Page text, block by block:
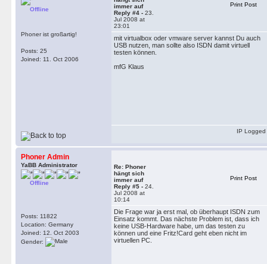
Offline
Phoner ist großartig!
Posts: 25
Joined: 11. Oct 2006
immer auf
Reply #4 - 23.
Jul 2008 at
23:01
Print Post
mit virtualbox oder vmware server kannst Du auch
USB nutzen, man sollte also ISDN damit virtuell
testen können.
mfG Klaus
IP Logged
Phoner Admin
YaBB Administrator
Offline
Posts: 11822
Location: Germany
Joined: 12. Oct 2003
Gender:
Re: Phoner
hängt sich
immer auf
Reply #5 - 24.
Jul 2008 at
10:14
Print Post
Die Frage war ja erst mal, ob überhaupt ISDN zum
Einsatz kommt. Das nächste Problem ist, dass ich
keine USB-Hardware habe, um das testen zu
können und eine Fritz!Card geht eben nicht im
virtuellen PC.